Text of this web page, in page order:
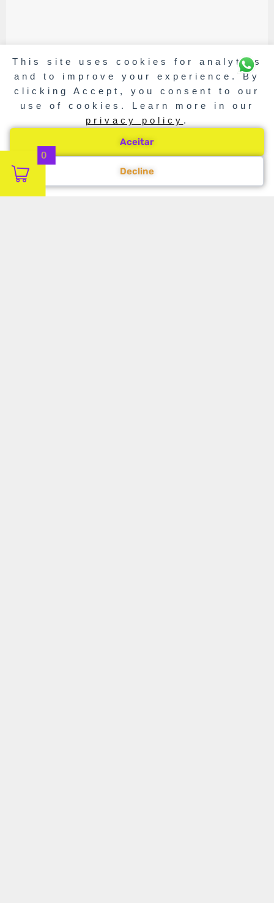
This site uses cookies for analytics
and to improve your experience. By
clicking Accept, you consent to our
use of cookies. Learn more in our
privacy policy .
Aceitar
Decline
0